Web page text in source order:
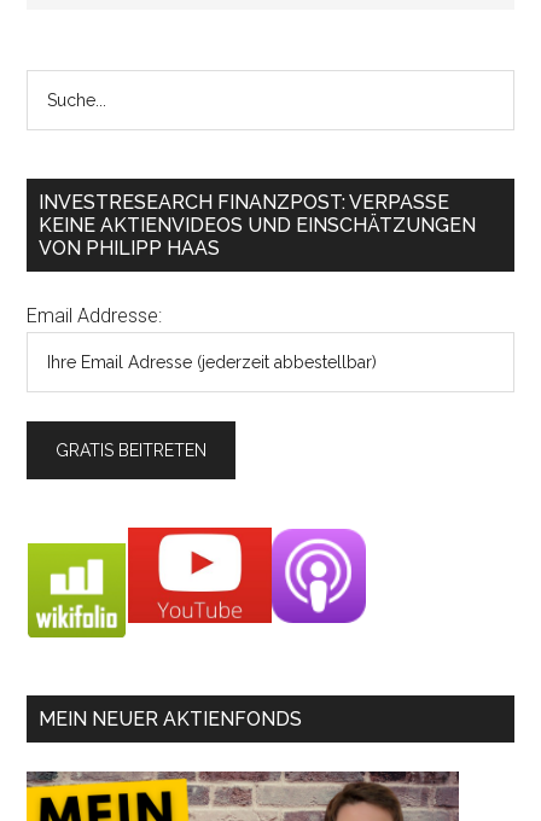
INVESTRESEARCH FINANZPOST: VERPASSE
KEINE AKTIENVIDEOS UND EINSCHÄTZUNGEN
VON PHILIPP HAAS
Email Addresse:
MEIN NEUER AKTIENFONDS